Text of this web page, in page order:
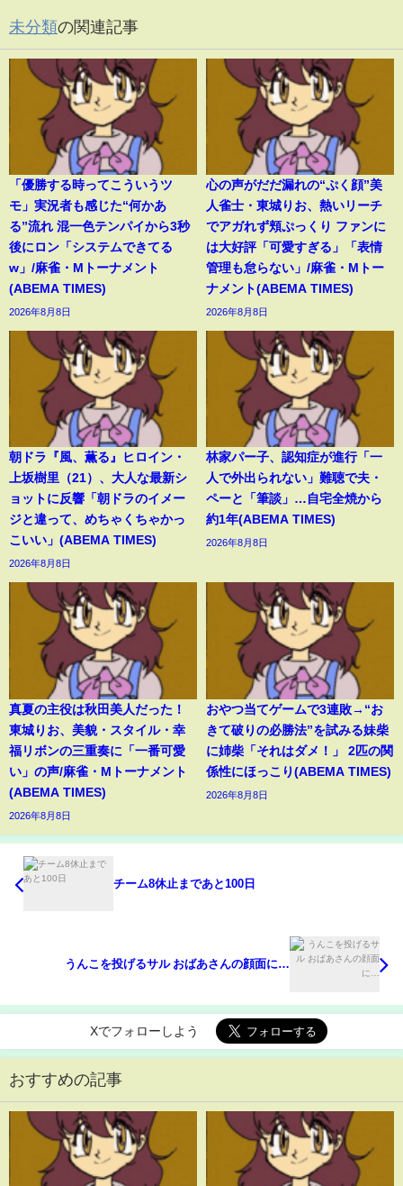
未分類の関連記事
「優勝する時ってこういうツ
モ」実況者も感じた“何かあ
る”流れ 混一色テンパイから3秒
後にロン「システムできてる
w」/麻雀・Mトーナメント
(ABEMA TIMES)
2026年8月8日
心の声がだだ漏れの“ぷく顔”美
人雀士・東城りお、熱いリーチ
でアガれず頬ぷっくり ファンに
は大好評「可愛すぎる」「表情
管理も怠らない」/麻雀・Mトー
ナメント(ABEMA TIMES)
2026年8月8日
朝ドラ『風、薫る』ヒロイン・
上坂樹里（21）、大人な最新シ
ョットに反響「朝ドラのイメー
ジと違って、めちゃくちゃかっ
こいい」(ABEMA TIMES)
2026年8月8日
林家パー子、認知症が進行「一
人で外出られない」難聴で夫・
ペーと「筆談」…自宅全焼から
約1年(ABEMA TIMES)
2026年8月8日
真夏の主役は秋田美人だった！
東城りお、美貌・スタイル・幸
福リボンの三重奏に「一番可愛
い」の声/麻雀・Mトーナメント
(ABEMA TIMES)
2026年8月8日
おやつ当てゲームで3連敗→“お
きて破りの必勝法”を試みる妹柴
に姉柴「それはダメ！」 2匹の関
係性にほっこり(ABEMA TIMES)
2026年8月8日
チーム8休止まであと100日
うんこを投げるサル おばあさんの顔面に…
Xでフォローしよう
おすすめの記事